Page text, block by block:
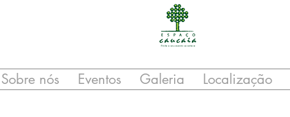
Sobre nós Eventos Galeria Localização